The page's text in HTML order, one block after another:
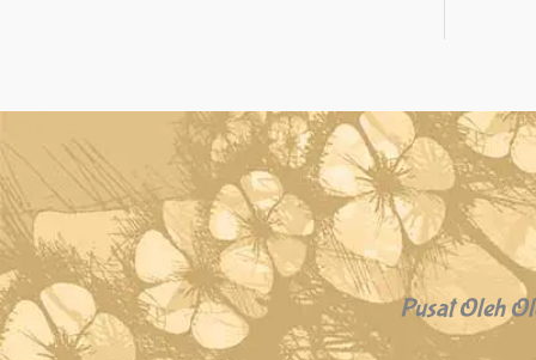
Pusat Oleh